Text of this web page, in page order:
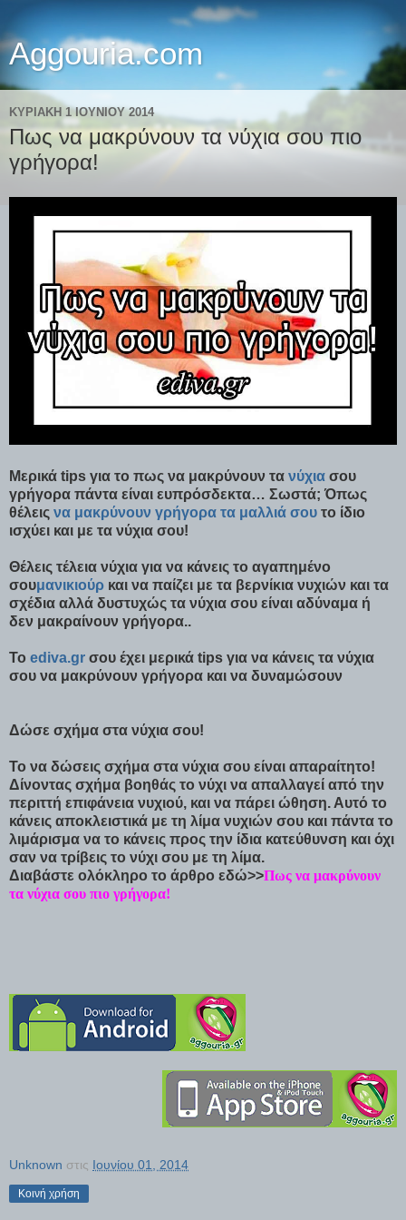
Aggouria.com
ΚΥΡΙΑΚΉ 1 ΙΟΥΝΊΟΥ 2014
Πως να μακρύνουν τα νύχια σου πιο
γρήγορα!
Μερικά tips για το πως να μακρύνουν τα νύχια σου
γρήγορα πάντα είναι ευπρόσδεκτα… Σωστά; Όπως
θέλεις να μακρύνουν γρήγορα τα μαλλιά σου το ίδιο
ισχύει και με τα νύχια σου!
Θέλεις τέλεια νύχια για να κάνεις το αγαπημένο
σουμανικιούρ και να παίζει με τα βερνίκια νυχιών και τα
σχέδια αλλά δυστυχώς τα νύχια σου είναι αδύναμα ή
δεν μακραίνουν γρήγορα..
Το ediva.gr σου έχει μερικά tips για να κάνεις τα νύχια
σου να μακρύνουν γρήγορα και να δυναμώσουν
Δώσε σχήμα στα νύχια σου!
Το να δώσεις σχήμα στα νύχια σου είναι απαραίτητο!
Δίνοντας σχήμα βοηθάς το νύχι να απαλλαγεί από την
περιττή επιφάνεια νυχιού, και να πάρει ώθηση. Αυτό το
κάνεις αποκλειστικά με τη λίμα νυχιών σου και πάντα το
λιμάρισμα να το κάνεις προς την ίδια κατεύθυνση και όχι
σαν να τρίβεις το νύχι σου με τη λίμα.
Διαβάστε ολόκληρο το άρθρο εδώ>>Πως να μακρύνουν
τα νύχια σου πιο γρήγορα!
Unknown στις Ιουνίου 01, 2014
Κοινή χρήση